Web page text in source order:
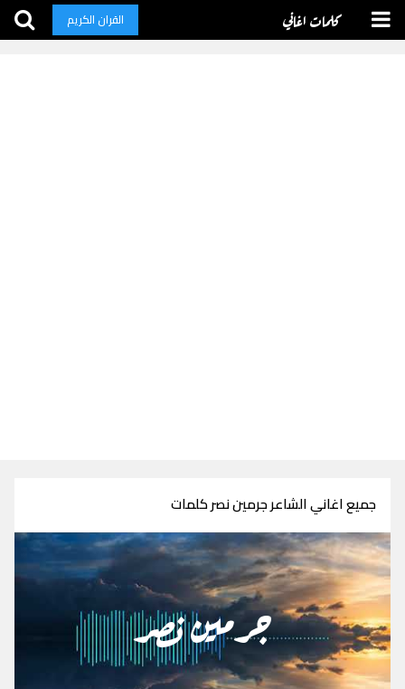
كلمات اغاني القران الكريم
جميع اغاني الشاعر جرمين نصر كلمات
جرمين نصر